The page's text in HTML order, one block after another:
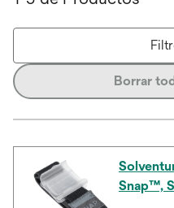
Borrar
Snap™,